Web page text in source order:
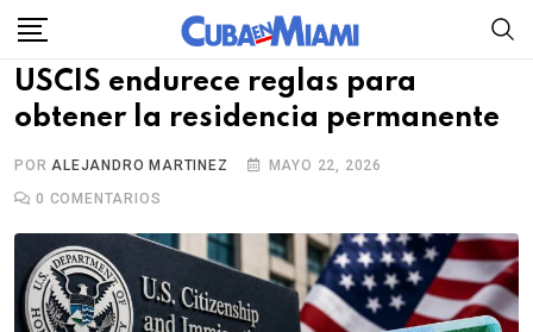
Skip
content
USCIS endurece reglas para
obtener la residencia permanente
PORALEJANDRO MARTINEZ
MAYO 22, 2026
0 COMENTARIOS